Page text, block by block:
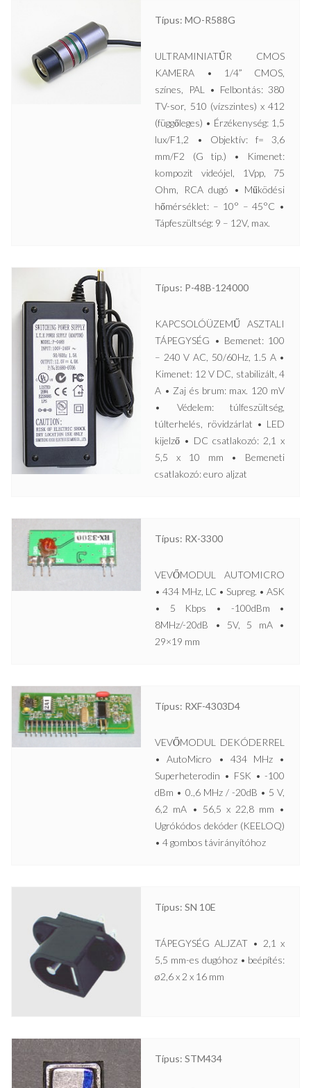
Típus: MO-R588G
ULTRAMINIATŰR CMOS
KAMERA • 1/4” CMOS,
színes, PAL • Felbontás: 380
TV-sor, 510 (vízszintes) x 412
(függőleges) • Érzékenység: 1,5
lux/F1,2 • Objektív: f= 3,6
mm/F2 (G tip.) • Kimenet:
kompozit videójel, 1Vpp, 75
Ohm, RCA dugó • Működési
hőmérséklet: – 10° – 45°C •
Tápfeszültség: 9 – 12V, max.
Típus: P-48B-124000
KAPCSOLÓÜZEMŰ ASZTALI
TÁPEGYSÉG • Bemenet: 100
– 240 V AC, 50/60Hz, 1.5 A •
Kimenet: 12 V DC, stabilizált, 4
A • Zaj és brum: max. 120 mV
• Védelem: túlfeszültség,
túlterhelés, rövidzárlat • LED
kijelző • DC csatlakozó: 2,1 x
5,5 x 10 mm • Bemeneti
csatlakozó: euro aljzat
Típus: RX-3300
VEVŐMODUL AUTOMICRO
• 434 MHz, LC • Supreg. • ASK
• 5 Kbps • -100dBm •
8MHz/-20dB • 5V, 5 mA •
29×19 mm
Típus: RXF-4303D4
VEVŐMODUL DEKÓDERREL
• AutoMicro • 434 MHz •
Superheterodin • FSK • -100
dBm • 0.,6 MHz / -20dB • 5 V,
6,2 mA • 56,5 x 22,8 mm •
Ugrókódos dekóder (KEELOQ)
• 4 gombos távirányítóhoz
Típus: SN 10E
TÁPEGYSÉG ALJZAT • 2,1 x
5,5 mm-es dugóhoz • beépítés:
ø2,6 x 2 x 16 mm
Típus: STM434